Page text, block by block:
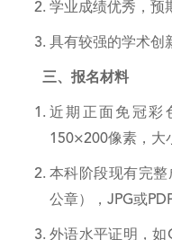
学业成绩优秀，预
具有较强的学术创
三、报名材料
近期正面免冠彩
150×200像素，大
本科阶段现有完
公章），JPG或
外语水平证明，如